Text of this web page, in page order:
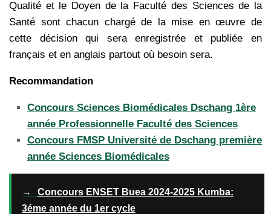
Qualité et le Doyen de la Faculté des Sciences de la
Santé sont chacun chargé de la mise en œuvre de
cette décision qui sera enregistrée et publiée en
français et en anglais partout où besoin sera.
Recommandation
Concours Sciences Biomédicales Dschang 1ère
année Professionnelle Faculté des Sciences
Concours FMSP Université de Dschang première
année Sciences Biomédicales
→
Concours ENSET Buea 2024-2025 Kumba:
3éme année du 1er cycle